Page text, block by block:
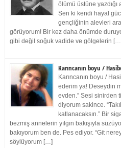
ölümü üstüne yazdığı
Sen ki kendi hayal
gençliğinin alevleri
görüyorum! Bir kez daha önümde
gibi değil soğuk vadide ve gölgelerin
Karıncanın boyu /
Karıncanın boyu /
ederim ya! Deseydin
evden.” Sesi sinirden
diyorum sakince.
katlanacaksın.” Bir
bezmiş annelerin yılgın bakışıyla
bakıyorum ben de. Pes ediyor. “Git
söylüyorum […]